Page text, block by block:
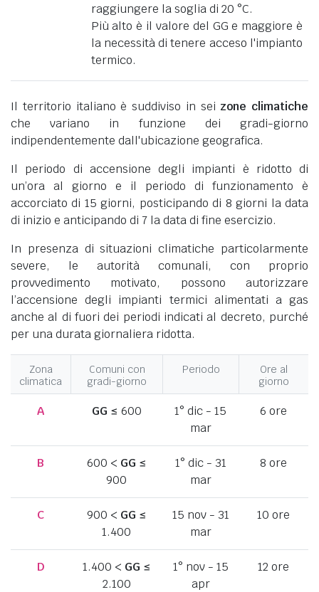
raggiungere la soglia di 20 °C.
Più alto è il valore del GG e maggiore è
la necessità di tenere acceso l'impianto
termico.
Il territorio italiano è suddiviso in sei zone climatiche
che variano in funzione dei gradi-giorno
indipendentemente dall'ubicazione geografica.
Il periodo di accensione degli impianti è ridotto di
un’ora al giorno e il periodo di funzionamento è
accorciato di 15 giorni, posticipando di 8 giorni la data
di inizio e anticipando di 7 la data di fine esercizio.
In presenza di situazioni climatiche particolarmente
severe, le autorità comunali, con proprio
provvedimento motivato, possono autorizzare
l’accensione degli impianti termici alimentati a gas
anche al di fuori dei periodi indicati al decreto, purché
per una durata giornaliera ridotta.
Zona
climatica
Comuni con
gradi-giorno
Periodo
Ore al
giorno
A GG ≤ 600
1° dic - 15
mar
6 ore
B 600 < GG ≤
900
1° dic - 31
mar
8 ore
C 900 < GG ≤
1.400
15 nov - 31
mar
10 ore
D 1.400 < GG ≤
2.100
1° nov - 15
apr
12 ore